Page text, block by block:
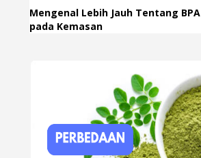
Mengenal Lebih Jauh Tentang BPA
pada Kemasan